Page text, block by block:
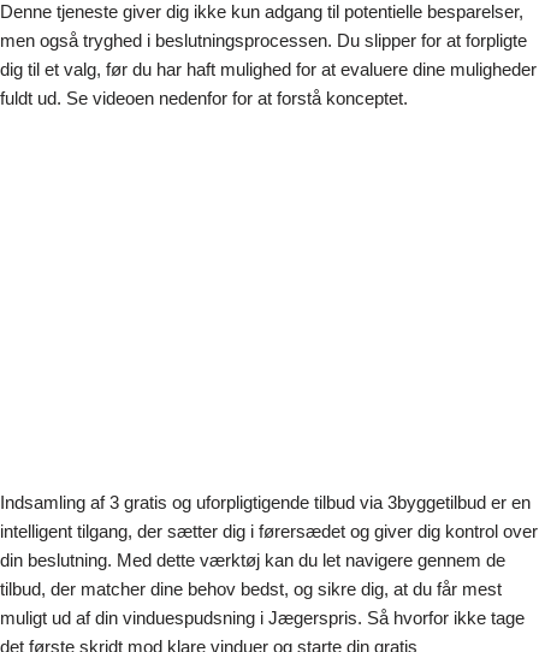
Denne tjeneste giver dig ikke kun adgang til potentielle besparelser,
men også tryghed i beslutningsprocessen. Du slipper for at forpligte
dig til et valg, før du har haft mulighed for at evaluere dine muligheder
fuldt ud. Se videoen nedenfor for at forstå konceptet.
Indsamling af 3 gratis og uforpligtigende tilbud via 3byggetilbud er en
intelligent tilgang, der sætter dig i førersædet og giver dig kontrol over
din beslutning. Med dette værktøj kan du let navigere gennem de
tilbud, der matcher dine behov bedst, og sikre dig, at du får mest
muligt ud af din vinduespudsning i Jægerspris. Så hvorfor ikke tage
det første skridt mod klare vinduer og starte din gratis